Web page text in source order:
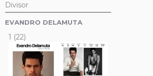
Divisor
EVANDRO DELAMUTA
1 (22)